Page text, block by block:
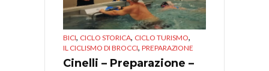
BICI, CICLO STORICA, CICLO TURISMO,
IL CICLISMO DI BROCCI, PREPARAZIONE
Cinelli – Preparazione –